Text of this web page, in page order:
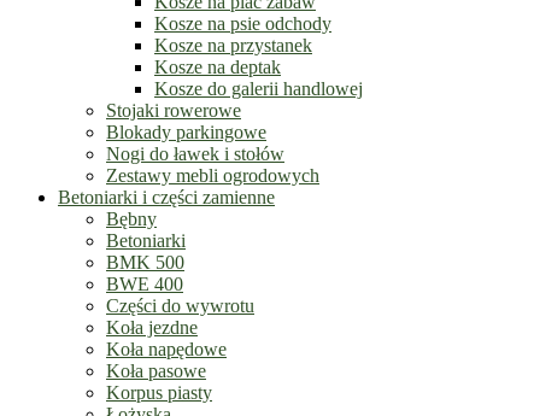
Kosze na psie odchody
Kosze na przystanek
Kosze na deptak
Kosze do galerii handlowej
Stojaki rowerowe
Blokady parkingowe
Nogi do ławek i stołów
Zestawy mebli ogrodowych
Betoniarki i części zamienne
Bębny
Betoniarki
BMK 500
BWE 400
Części do wywrotu
Koła jezdne
Koła napędowe
Koła pasowe
Korpus piasty